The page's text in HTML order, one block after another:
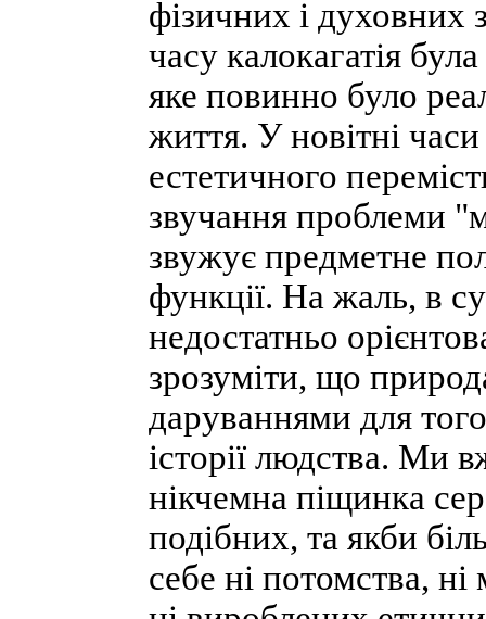
фізичних і
часу калокагатія
яке повинно було
життя. У новітні
естетичного
звучання проблеми
звужує предметне
функції. На жаль, в
недостатньо
зрозуміти, що
даруваннями для
історії людства. Ми
нікчемна піщинка
подібних, та якби
себе ні потомства,